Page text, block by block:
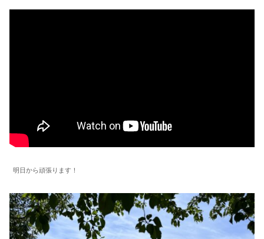
明日から頑張ります！